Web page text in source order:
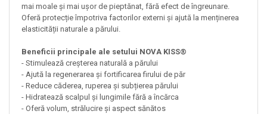
mai moale și mai ușor de pieptănat, fără efect de îngreunare.
Oferă protecție împotriva factorilor externi și ajută la menținerea
elasticității naturale a părului.
Beneficii principale ale setului NOVA KISS®
- Stimulează creșterea naturală a părului
- Ajută la regenerarea și fortificarea firului de păr
- Reduce căderea, ruperea și subțierea părului
- Hidratează scalpul și lungimile fără a încărca
- Oferă volum, strălucire și aspect sănătos